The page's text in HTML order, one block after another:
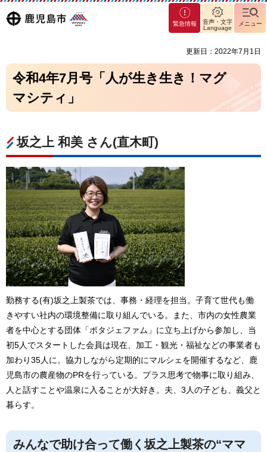
鹿児島
マグ
マシ
緊急情報
音声・文字
Language
メニュー
更新日：2022年7月1日
令和4年7月号「人が生き生き！マグ
マシティ」
坂之上 和美 さん(直木町)
勤務する(有)坂之上製茶では、事務・経理を担当。子育て世代も働
きやすい社内の環境整備に取り組んでいる。また、市内の女性農業
者を中心とする団体「ポタジェファム」に立ち上げから参加し、当
初5人でスタートした会員は現在、加工・観光・福祉などの事業者も
加わり35人に。協力しながら定期的にマルシェを開催するなど、鹿
児島市の農産物のPRを行っている。プラス思考で物事に取り組み、
人と話すことや温泉に入ることが大好き。夫、3人の子ども、義父と
暮らす。
みんなで助け合って働く坂之上製茶の“ママ